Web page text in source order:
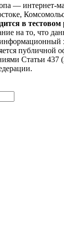
— интернет-
в
на то, что
публичной
Статьи 437